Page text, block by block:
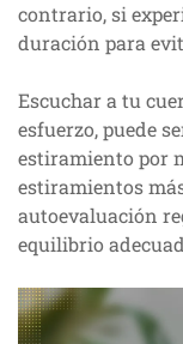
contrario, si
duración para
Escuchar a tu
esfuerzo, puede
estiramiento por
estiramientos
autoevaluación
equilibrio